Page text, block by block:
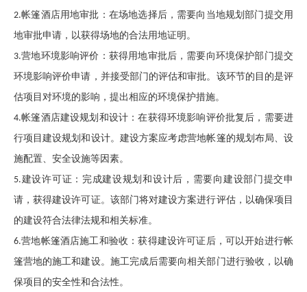
2.帐篷酒店用地审批 ： 在场地选择后，需要向当地规划部门提交用
地审批申请，以获得场地的合法用地证明。
3.营地环境影响评价 ： 获得用地审批后，需要向环境保护部门提交
环境影响评价申请，并接受部门的评估和审批。该环节的目的是评
估项目对环境的影响，提出相应的环境保护措施。
4.帐篷酒店建设规划和设计 ：在获得环境影响评价批复后，需要进
行项目建设规划和设计。建设方案应考虑营地帐篷的规划布局、设
施配置、安全设施等因素。
5.建设许可证 ： 完成建设规划和设计后，需要向建设部门提交申
请，获得建设许可证。该部门将对建设方案进行评估，以确保项目
的建设符合法律法规和相关标准。
6.营地帐篷酒店施工和验收 ：获得建设许可证后，可以开始进行帐
篷营地的施工和建设。施工完成后需要向相关部门进行验收，以确
保项目的安全性和合法性。